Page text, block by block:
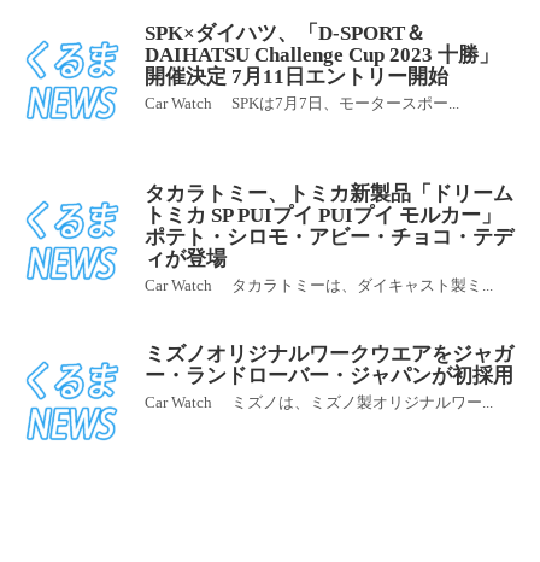
SPK×ダイハツ、「D-SPORT＆
DAIHATSU Challenge Cup 2023 十勝」
開催決定 7月11日エントリー開始
Car Watch SPKは7月7日、モータースポー...
タカラトミー、トミカ新製品「ドリーム
トミカ SP PUIプイ PUIプイ モルカー」
ポテト・シロモ・アビー・チョコ・テデ
ィが登場
Car Watch タカラトミーは、ダイキャスト製ミ...
ミズノオリジナルワークウエアをジャガ
ー・ランドローバー・ジャパンが初採用
Car Watch ミズノは、ミズノ製オリジナルワー...